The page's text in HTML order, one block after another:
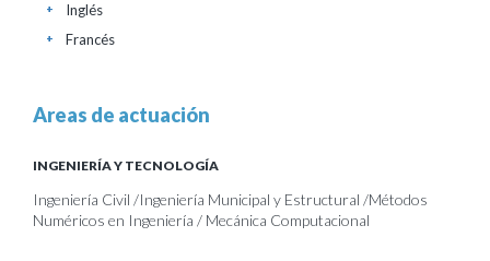
Inglés
+
Francés
+
Areas de actuación
INGENIERÍA Y TECNOLOGÍA
Ingeniería Civil /Ingeniería Municipal y Estructural /Métodos
Numéricos en Ingeniería / Mecánica Computacional